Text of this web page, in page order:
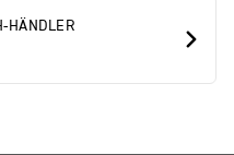
HÄNDLER